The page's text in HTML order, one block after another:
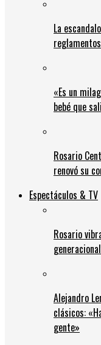
La
«Es un
bebé que
Rosario
renovó su
Espectáculos & TV
Rosario
Alejandro
clásicos:
gente»